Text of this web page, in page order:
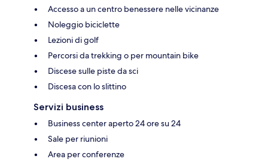
Accesso a un centro benessere nelle vicinanze
Noleggio biciclette
Lezioni di golf
Percorsi da trekking o per mountain bike
Discese sulle piste da sci
Discesa con lo slittino
Servizi business
Business center aperto 24 ore su 24
Sale per riunioni
Area per conferenze